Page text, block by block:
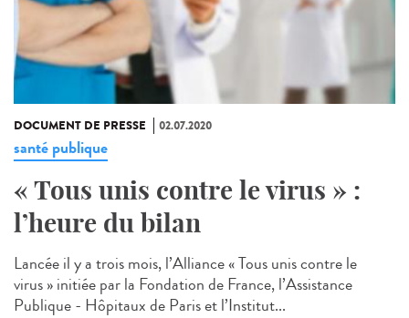
DOCUMENT DE PRESSE 02.07.2020
santé publique
« Tous unis contre le virus » :
l’heure du bilan
Lancée il y a trois mois, l’Alliance « Tous unis contre le
virus » initiée par la Fondation de France, l’Assistance
Publique - Hôpitaux de Paris et l’Institut...